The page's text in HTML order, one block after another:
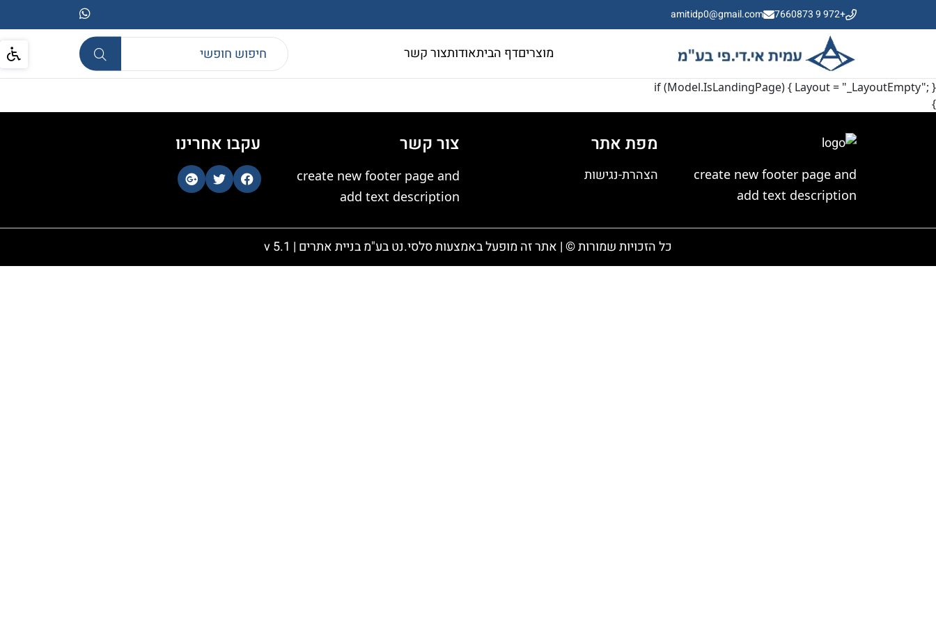
+972 9 7660873
amitidp0@gmail.com
מוצריםדף הביתאודותצור קשר
if (Model.IsLandingPage) { Layout = "_LayoutEmpty"; }
}
create new footer page and
add text description
מפת אתר
הצהרת-נגישות
צור קשר
create new footer page and
add text description
עקבו אחרינו
כל הזכויות שמורות © | אתר זה מופעל באמצעותסלסי.נט בע"מבניית אתרים | v 5.1